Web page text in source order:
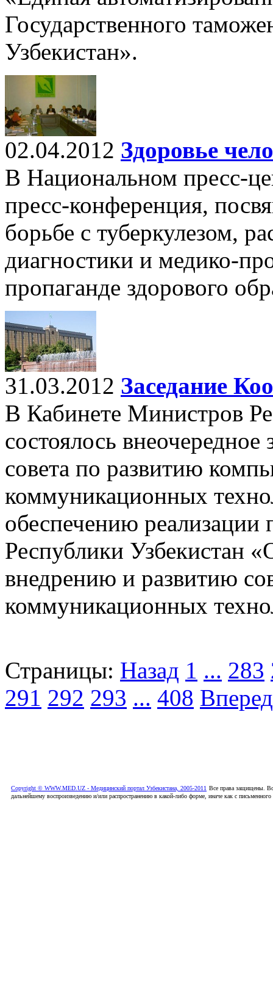
Государственного
Узбекистан».
02.04.2012 Здоровье
В Национальном пресс-
пресс-конференция,
борьбе с туберкулезом,
диагностики и медико-
пропаганде здорового
31.03.2012 Заседание
В Кабинете Министров
состоялось
совета по развитию
коммуникационных
обеспечению реализации
Республики Узбекистан
внедрению и развитию
коммуникационных
Страницы: Назад 1 ... 283
291 292 293 ... 408 Вперед
Copyright © WWW.MED.UZ - Медицинский портал Узбекистана, 2005-2011 Все права защищены.
дальнейшему воспроизведению и/или распространению в какой-либо форме, иначе как с